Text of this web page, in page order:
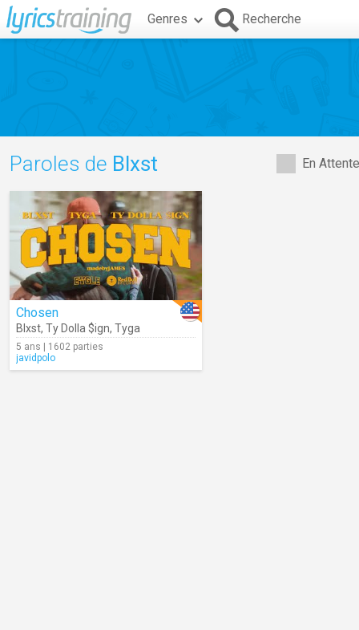
Genres Recherche
En
Paroles de Blxst
Chosen
Blxst, Ty Dolla $ign, Tyga
5 ans | 1602 parties
javidpolo